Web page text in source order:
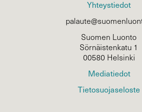
Yhteystiedot
Suomen Luonto
Sörnäistenkatu 1
00580 Helsinki
Mediatiedot
Tietosuojaseloste